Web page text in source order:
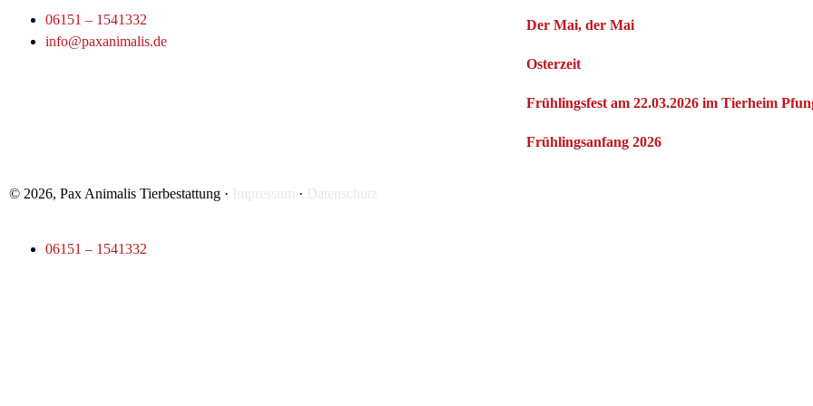
06151 – 1541332
info@paxanimalis.de
Der Mai, der Mai
Osterzeit
Frühlingsfest am 22.03.2026 im Tierheim
Frühlingsanfang 2026
© 2026, Pax Animalis Tierbestattung · Impressum · Datenschutz
06151 – 1541332